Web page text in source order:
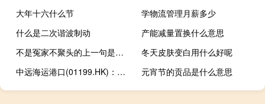
大年十六什么节
学物流管理月薪多少
什么是二次谐波制动
产能减量置换什么意思
不是冤家不聚头的上一句是什么
冬天皮肤变白用什么好呢
中远海运港口(01199.HK)：第三季度营收增2.7%至3.59亿美元
元宵节的贡品是什么意思